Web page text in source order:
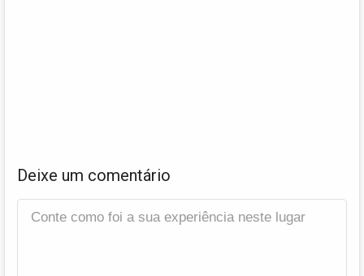
Deixe um comentário